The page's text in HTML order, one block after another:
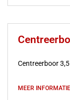
Centreerboor
MEER